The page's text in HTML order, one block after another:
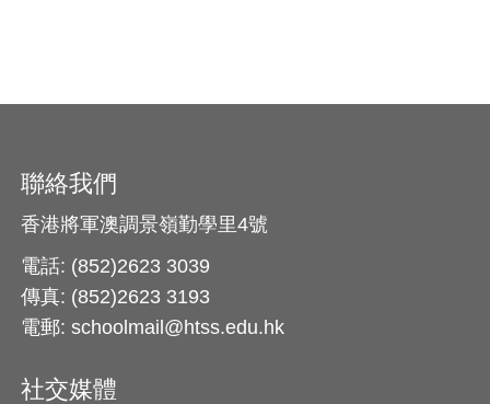
聯絡我們
香港將軍澳調景嶺勤學里4號
電話: (852)2623 3039
傳真: (852)2623 3193
電郵: schoolmail@htss.edu.hk
社交媒體